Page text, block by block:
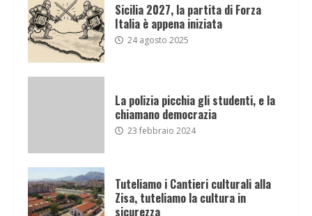
Sicilia 2027, la partita di Forza
Italia è appena iniziata
24 agosto 2025
La polizia picchia gli studenti, e la
chiamano democrazia
23 febbraio 2024
Tuteliamo i Cantieri culturali alla
Zisa, tuteliamo la cultura in
sicurezza